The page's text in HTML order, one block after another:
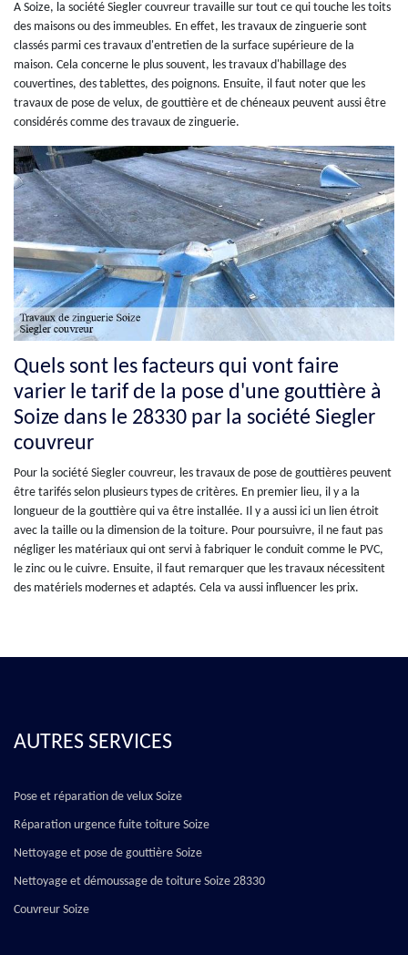
A Soize, la société Siegler couvreur travaille sur tout ce qui touche les toits
des maisons ou des immeubles. En effet, les travaux de zinguerie sont
classés parmi ces travaux d'entretien de la surface supérieure de la
maison. Cela concerne le plus souvent, les travaux d'habillage des
couvertines, des tablettes, des poignons. Ensuite, il faut noter que les
travaux de pose de velux, de gouttière et de chéneaux peuvent aussi être
considérés comme des travaux de zinguerie.
Quels sont les facteurs qui vont faire
varier le tarif de la pose d'une gouttière à
Soize dans le 28330 par la société Siegler
couvreur
Pour la société Siegler couvreur, les travaux de pose de gouttières peuvent
être tarifés selon plusieurs types de critères. En premier lieu, il y a la
longueur de la gouttière qui va être installée. Il y a aussi ici un lien étroit
avec la taille ou la dimension de la toiture. Pour poursuivre, il ne faut pas
négliger les matériaux qui ont servi à fabriquer le conduit comme le PVC,
le zinc ou le cuivre. Ensuite, il faut remarquer que les travaux nécessitent
des matériels modernes et adaptés. Cela va aussi influencer les prix.
AUTRES SERVICES
Pose et réparation de velux Soize
Réparation urgence fuite toiture Soize
Nettoyage et pose de gouttière Soize
Nettoyage et démoussage de toiture Soize 28330
Couvreur Soize